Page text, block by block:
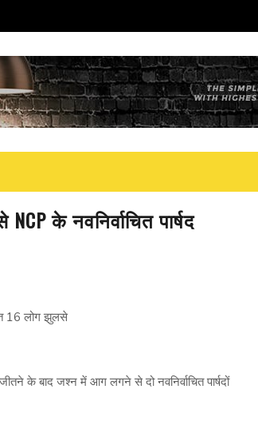
के नवनिर्वाचित पार्षद
16 लोग झुलसे
के बाद जश्न में आग लगने से दो नवनिर्वाचित पार्षदों